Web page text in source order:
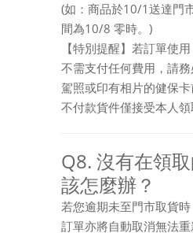
(如：商品於10/1送達門
間為10/8 零時。)
【特別提醒】若訂單使
不需支付任何費用，請務
駕照或印有相片的健保
不付款貨件僅接受本人領
Q8. 沒有在領
該怎麼辦？
若您逾期未至門市取貨
訂單亦將自動取消無法